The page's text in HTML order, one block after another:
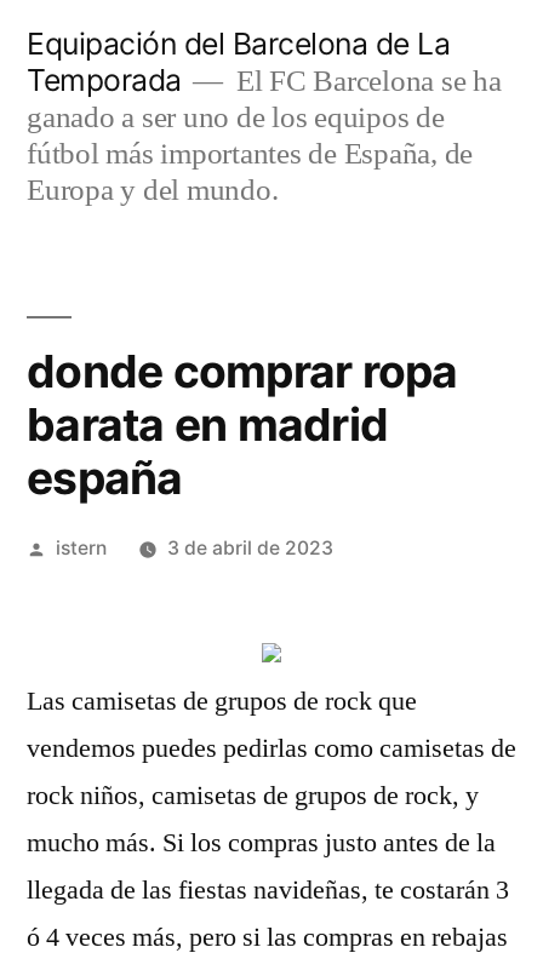
contenido
Equipación del Barcelona de La
Temporada
El FC Barcelona se ha
ganado a ser uno de los equipos de
fútbol más importantes de España, de
Europa y del mundo.
donde comprar ropa
barata en madrid
españa
Publicado
istern 3 de abril de 2023
Las camisetas de grupos de rock que
vendemos puedes pedirlas como camisetas de
rock niños, camisetas de grupos de rock, y
mucho más. Si los compras justo antes de la
llegada de las fiestas navideñas, te costarán 3
ó 4 veces más, pero si las compras en rebajas